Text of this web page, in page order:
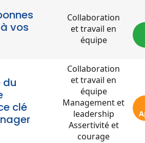
vos
Collaboration
et travail en
équipe
du
clé
Collaboration
et travail en
équipe
Management et
leadership
Assertivité et
courage